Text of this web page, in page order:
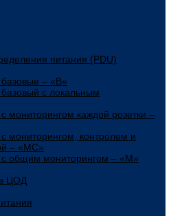
питания (PDU)
базовые – «В»
базовый с локальным
мониторингом каждой розетки –
мониторингом, контролем и
– «МС»
с общим мониторингом – «М»
ЦОД